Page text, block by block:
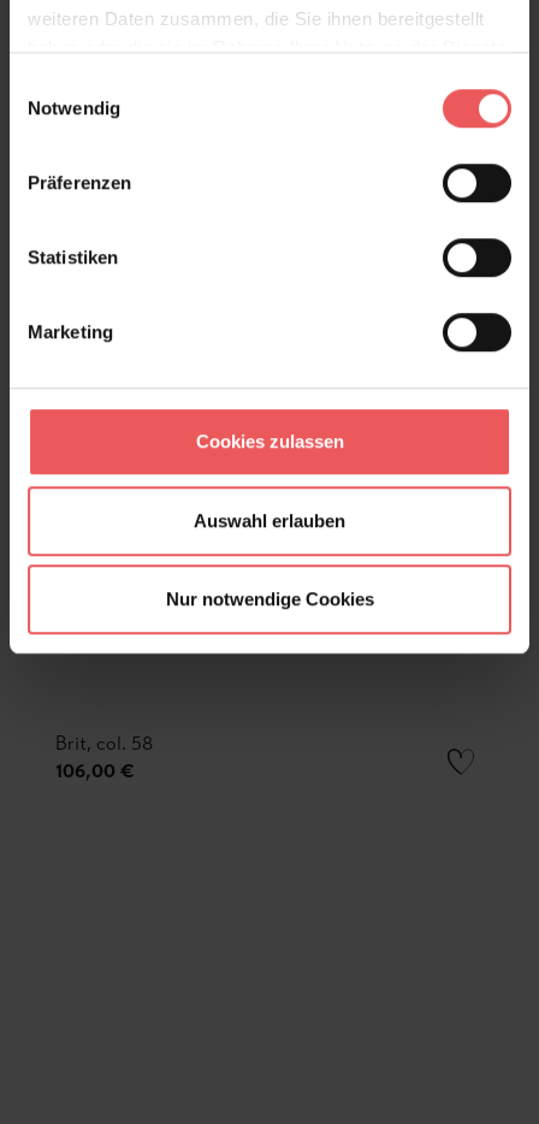
weiteren Daten zusammen, die Sie ihnen bereitgestellt
haben oder die sie im Rahmen Ihrer Nutzung der Dienste
Notwendig
Präferenzen
Statistiken
Marketing
Cookies zulassen
Auswahl erlauben
Nur notwendige Cookies
Brit, col. 58
106,00 €